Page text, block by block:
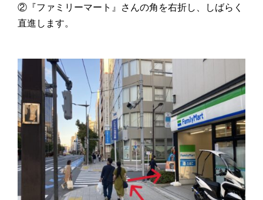
②『ファミリーマート』さんの角を右折し、しばらく
直進します。